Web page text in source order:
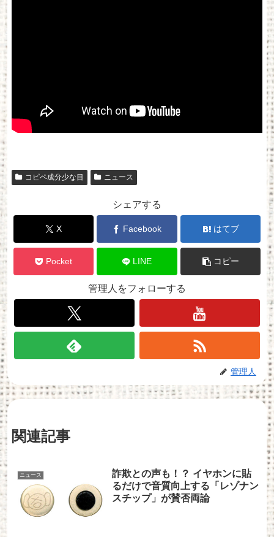
コピペ成分少な目 ニュース
シェアする
X Facebook はてブ
Pocket LINE コピー
管理人をフォローする
管理人
関連記事
ニュース
詐欺との声も！？ イヤホンに貼
るだけで音質向上する「レゾナン
スチップ」が賛否両論